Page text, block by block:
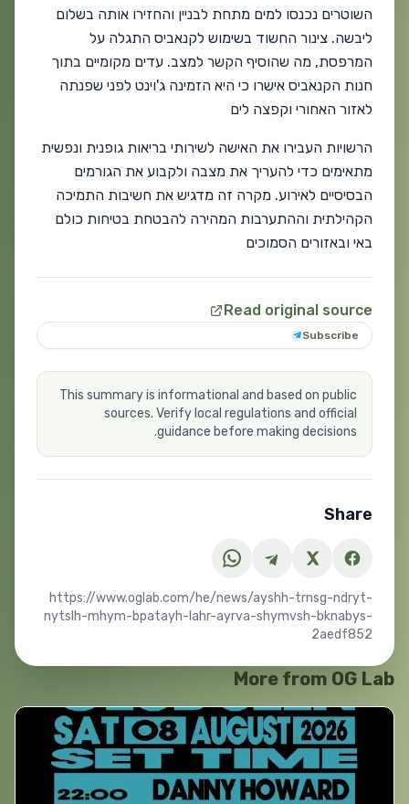
השוטרים נכנסו למים מתחת לבניין והחזירו אותה בשלום
ליבשה. צינור החשוד בשימוש לקנאביס התגלה על
המרפסת, מה שהוסיף הקשר למצב. עדים מקומיים בתוך
חנות הקנאביס אישרו כי היא הזמינה ג'וינט לפני שפנתה
לאזור האחורי וקפצה לים
הרשויות העבירו את האישה לשירותי בריאות גופנית ונפשית
מתאימים כדי להעריך את מצבה ולקבוע את הגורמים
הבסיסיים לאירוע. מקרה זה מדגיש את חשיבות התמיכה
הקהילתית וההתערבות המהירה להבטחת בטיחות כולם
באי ובאזורים הסמוכים
Read original source
Subscribe
This summary is informational and based on public
sources. Verify local regulations and official
guidance before making decisions.
Share
https://www.oglab.com/he/news/ayshh-trnsg-ndryt-
nytslh-mhym-bpatayh-lahr-ayrva-shymvsh-bknabys-
2aedf852
More from OG Lab